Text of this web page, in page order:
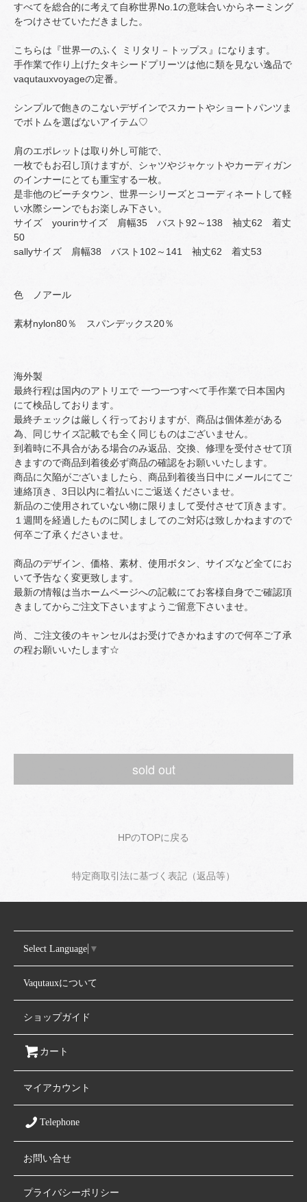
すべてを総合的に考えて自称世界No.1の意味合いからネーミング
をつけさせていただきました。
こちらは『世界一のふく ミリタリ－トップス』になります。
手作業で作り上げたタキシードプリーツは他に類を見ない逸品で
vaqutauxvoyageの定番。
シンプルで飽きのこないデザインでスカートやショートパンツま
でボトムを選ばないアイテム♡
肩のエポレットは取り外し可能で、
一枚でもお召し頂けますが、シャツやジャケットやカーディガン
のインナーにとても重宝する一枚。
是非他のビーチタウン、世界一シリーズとコーディネートして軽
い水際シーンでもお楽しみ下さい。
サイズ yourinサイズ 肩幅35 バスト92～138 袖丈62 着丈
50
sallyサイズ 肩幅38 バスト102～141 袖丈62 着丈53
色 ノアール
素材nylon80％ スパンデックス20％
海外製
最終行程は国内のアトリエで 一つ一つすべて手作業で日本国内
にて検品しております。
最終チェックは厳しく行っておりますが、商品は個体差がある
為、同じサイズ記載でも全く同じものはございません。
到着時に不具合がある場合のみ返品、交換、修理を受付させて頂
きますので商品到着後必ず商品の確認をお願いいたします。
商品に欠陥がございましたら、商品到着後当日中にメールにてご
連絡頂き、3日以内に着払いにご返送くださいませ。
新品のご使用されていない物に限りまして受付させて頂きます。
１週間を経過したものに関しましてのご対応は致しかねますので
何卒ご了承くださいませ。
商品のデザイン、価格、素材、使用ボタン、サイズなど全てにお
いて予告なく変更致します。
最新の情報は当ホームページへの記載にてお客様自身でご確認頂
きましてからご注文下さいますようご留意下さいませ。
尚、ご注文後のキャンセルはお受けできかねますので何卒ご了承
の程お願いいたします☆
sold out
HPのTOPに戻る
特定商取引法に基づく表記（返品等）
Select Language ▼
Vaqutauxについて
ショップガイド
カート
マイアカウント
Telephone
お問い合せ
プライバシーポリシー